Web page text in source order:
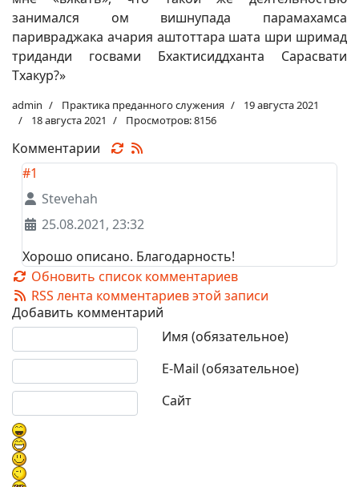
занимался ом вишнупада парамахамса
паривраджака ачария аштоттара шата шри шримад
триданди госвами Бхактисиддханта Сарасвати
Тхакур?»
admin Практика преданного служения
19 августа 2021
18 августа 2021
Просмотров: 8156
Комментарии
#1
Stevehah
25.08.2021, 23:32
Хорошо описано. Благодарность!
Обновить список комментариев
RSS лента комментариев этой записи
Добавить комментарий
Имя (обязательное)
E-Mail (обязательное)
Сайт
Текст комментария